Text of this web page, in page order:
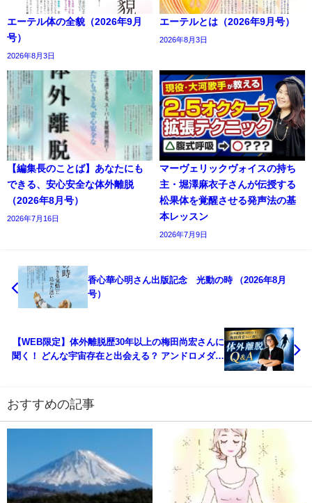
エーテル体の全貌（2026年9月
号）
2026年8月3日
エーテルとは（2026年9月号）
2026年8月3日
【編集長のことば】あなたにも
できる、安心安全な体外離脱
（2026年8月号）
2026年7月16日
マーヴェリックヴォイスの持ち
主・堀澤麻衣子さんが伝授する
松果体を覚醒させる発声法の基
本レッスン
2026年7月9日
香心華心明さん出版記念 光動の時 （2026年8月
号）
【WEB限定】体外離脱歴30年以上の梅田尚宏さんに
聞く！ どんな宇宙存在と出会える？ アンドロメダ星
おすすめの記事